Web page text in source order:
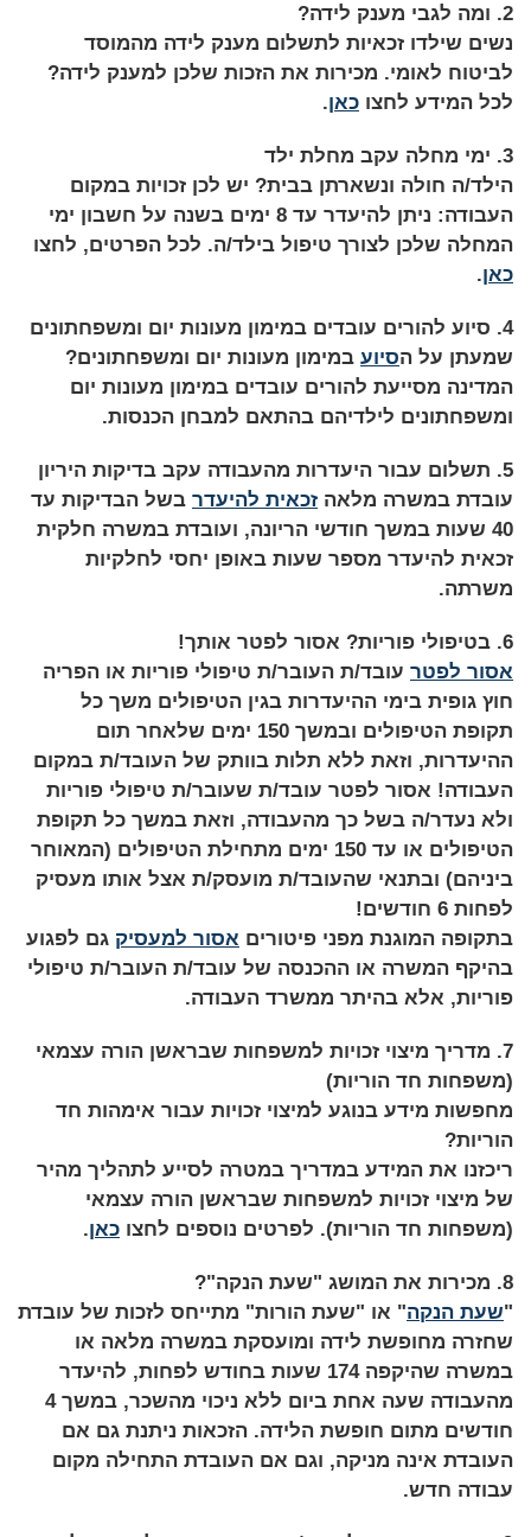
2. ומה לגבי מענק לידה?
נשים שילדו זכאיות לתשלום מענק לידה מהמוסד
לביטוח לאומי. מכירות את הזכות שלכן למענק לידה?
לכל המידע לחצו כאן.
3. ימי מחלה עקב מחלת ילד
הילד/ה חולה ונשארתן בבית? יש לכן זכויות במקום
העבודה: ניתן להיעדר עד 8 ימים בשנה על חשבון ימי
המחלה שלכן לצורך טיפול בילד/ה. לכל הפרטים, לחצו
כאן.
4. סיוע להורים עובדים במימון מעונות יום ומשפחתונים
שמעתן על הסיוע במימון מעונות יום ומשפחתונים?
המדינה מסייעת להורים עובדים במימון מעונות יום
ומשפחתונים לילדיהם בהתאם למבחן הכנסות.
5. תשלום עבור היעדרות מהעבודה עקב בדיקות היריון
עובדת במשרה מלאה זכאית להיעדר בשל הבדיקות עד
40 שעות במשך חודשי הריונה, ועובדת במשרה חלקית
זכאית להיעדר מספר שעות באופן יחסי לחלקיות
משרתה.
6. בטיפולי פוריות? אסור לפטר אותך!
אסור לפטר עובד/ת העובר/ת טיפולי פוריות או הפריה
חוץ גופית בימי ההיעדרות בגין הטיפולים משך כל
תקופת הטיפולים ובמשך 150 ימים שלאחר תום
ההיעדרות, וזאת ללא תלות בוותק של העובד/ת במקום
העבודה! אסור לפטר עובד/ת שעובר/ת טיפולי פוריות
ולא נעדר/ה בשל כך מהעבודה, וזאת במשך כל תקופת
הטיפולים או עד 150 ימים מתחילת הטיפולים (המאוחר
ביניהם) ובתנאי שהעובד/ת מועסק/ת אצל אותו מעסיק
לפחות 6 חודשים!
בתקופה המוגנת מפני פיטורים אסור למעסיק גם לפגוע
בהיקף המשרה או ההכנסה של עובד/ת העובר/ת טיפולי
פוריות, אלא בהיתר ממשרד העבודה.
7. מדריך מיצוי זכויות למשפחות שבראשן הורה עצמאי
(משפחות חד הוריות)
מחפשות מידע בנוגע למיצוי זכויות עבור אימהות חד
הוריות?
ריכזנו את המידע במדריך במטרה לסייע לתהליך מהיר
של מיצוי זכויות למשפחות שבראשן הורה עצמאי
(משפחות חד הוריות). לפרטים נוספים לחצו כאן.
8. מכירות את המושג "שעת הנקה"?
"שעת הנקה" או "שעת הורות" מתייחס לזכות של עובדת
שחזרה מחופשת לידה ומועסקת במשרה מלאה או
במשרה שהיקפה 174 שעות בחודש לפחות, להיעדר
מהעבודה שעה אחת ביום ללא ניכוי מהשכר, במשך 4
חודשים מתום חופשת הלידה. הזכאות ניתנת גם אם
העובדת אינה מניקה, וגם אם העובדת התחילה מקום
עבודה חדש.